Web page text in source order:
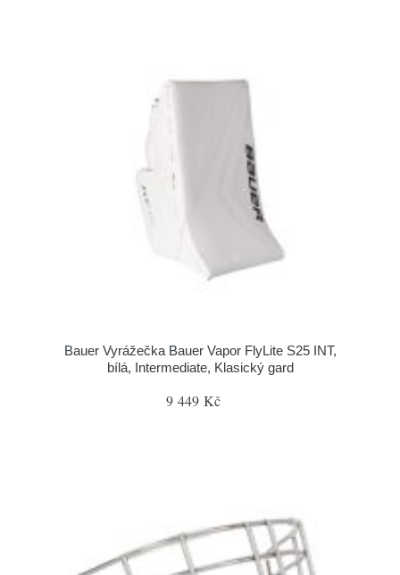
Bauer Vyrážečka Bauer Vapor FlyLite S25 INT,
bílá, Intermediate, Klasický gard
9 449 Kč